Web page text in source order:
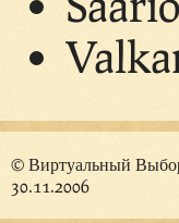
© Виртуальный
30.11.2006